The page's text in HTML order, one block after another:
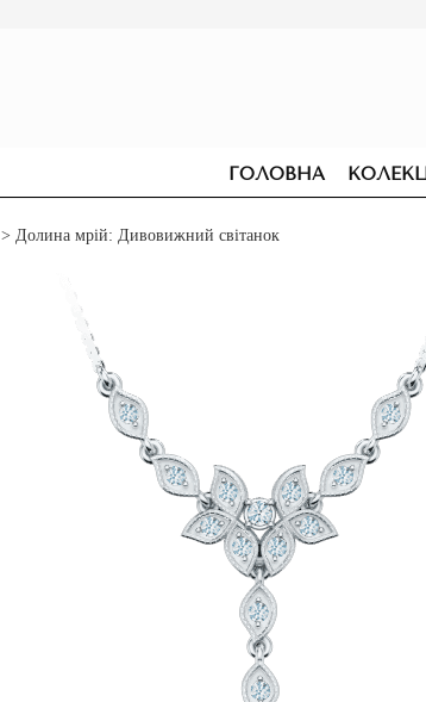
ГОЛОВНА
ДЛЯ ЗАРУЧИН
СЕРЕЖКИ
> Долина мрій: Дивовижний світанок